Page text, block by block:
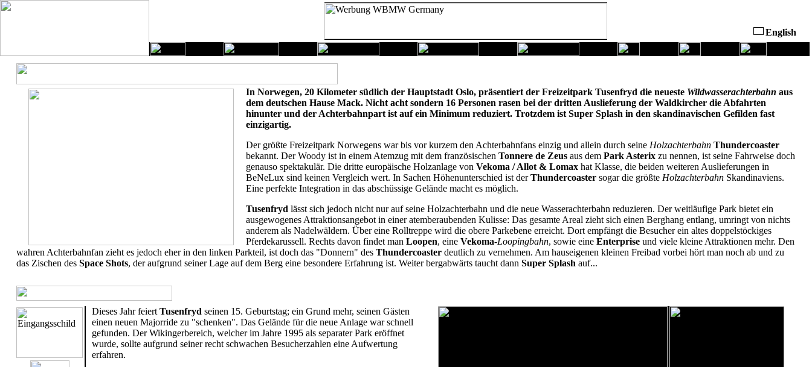
English
In Norwegen, 20 Kilometer südlich der Hauptstadt Oslo, präsentiert der Freizeitpark Tusenfryd die neueste Wildwasserachterbahn aus
dem deutschen Hause Mack. Nicht acht sondern 16 Personen rasen bei der dritten Auslieferung der Waldkircher die Abfahrten
hinunter und der Achterbahnpart ist auf ein Minimum reduziert. Trotzdem ist Super Splash in den skandinavischen Gefilden fast
einzigartig.
Der größte Freizeitpark Norwegens war bis vor kurzem den Achterbahnfans einzig und allein durch seine Holzachterbahn Thundercoaster
bekannt. Der Woody ist in einem Atemzug mit dem französischen Tonnere de Zeus aus dem Park Asterix zu nennen, ist seine Fahrweise doch
genauso spektakulär. Die dritte europäische Holzanlage von Vekoma / Allot & Lomax hat Klasse, die beiden weiteren Auslieferungen in
BeNeLux sind keinen Vergleich wert. In Sachen Höhenunterschied ist derThundercoaster sogar die größte Holzachterbahn Skandinaviens.
Eine perfekte Integration in das abschüssige Gelände macht es möglich.
Tusenfryd lässt sich jedoch nicht nur auf seine Holzachterbahn und die neue Wasserachterbahn reduzieren. Der weitläufige Park bietet ein
ausgewogenes Attraktionsangebot in einer atemberaubenden Kulisse: Das gesamte Areal zieht sich einen Berghang entlang, umringt von nichts
anderem als Nadelwäldern. Über eine Rolltreppe wird die obere Parkebene erreicht. Dort empfängt die Besucher ein altes doppelstöckiges
Pferdekarussell. Rechts davon findet man Loopen, eine Vekoma-Loopingbahn, sowie eine Enterprise und viele kleine Attraktionen mehr. Den
wahren Achterbahnfan zieht es jedoch eher in den linken Parkteil, ist doch das "Donnern" des Thundercoaster deutlich zu vernehmen. Am hauseigenen kleinen Freibad vorbei hört man noch ab und zu
das Zischen des Space Shots, der aufgrund seiner Lage auf dem Berg eine besondere Erfahrung ist. Weiter bergabwärts taucht dann Super Splash auf...
Dieses Jahr feiert Tusenfryd seinen 15. Geburtstag; ein Grund mehr, seinen Gästen
einen neuen Majorride zu "schenken". Das Gelände für die neue Anlage war schnell
gefunden. Der Wikingerbereich, welcher im Jahre 1995 als separater Park eröffnet
wurde, sollte aufgrund seiner recht schwachen Besucherzahlen eine Aufwertung
erfahren.